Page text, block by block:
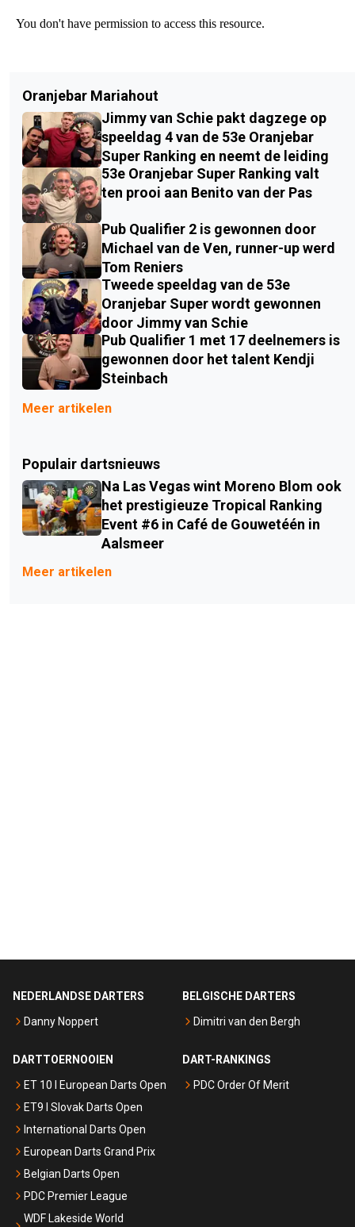
Oranjebar Mariahout
Jimmy van Schie pakt dagzege op
speeldag 4 van de 53e Oranjebar
Super Ranking en neemt de leiding
53e Oranjebar Super Ranking valt
ten prooi aan Benito van der Pas
Pub Qualifier 2 is gewonnen door
Michael van de Ven, runner-up werd
Tom Reniers
Tweede speeldag van de 53e
Oranjebar Super wordt gewonnen
door Jimmy van Schie
Pub Qualifier 1 met 17 deelnemers is
gewonnen door het talent Kendji
Steinbach
Meer artikelen
Populair dartsnieuws
Na Las Vegas wint Moreno Blom ook
het prestigieuze Tropical Ranking
Event #6 in Café de Gouwetéén in
Aalsmeer
Meer artikelen
NEDERLANDSE DARTERS
Danny Noppert
BELGISCHE DARTERS
Dimitri van den Bergh
DARTTOERNOOIEN
ET 10 I European Darts Open
ET9 I Slovak Darts Open
International Darts Open
European Darts Grand Prix
Belgian Darts Open
PDC Premier League
WDF Lakeside World
DART-RANKINGS
PDC Order Of Merit